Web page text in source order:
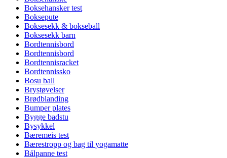
Boksehansker test
Boksepute
Boksesekk & bokseball
Boksesekk barn
Bordtennisbord
Bordtennisbord
Bordtennisracket
Bordtennissko
Bosu ball
Brystøvelser
Brødblanding
Bumper plates
Bygge badstu
Bysykkel
Bæremeis test
Bærestropp og bag til yogamatte
Bålpanne test